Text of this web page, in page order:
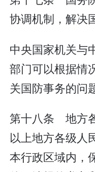
协调机制，解决
中央国家机关与
部门可以根据情
关国防事务的问
第十八条 地方
以上地方各级人
本行政区域内，